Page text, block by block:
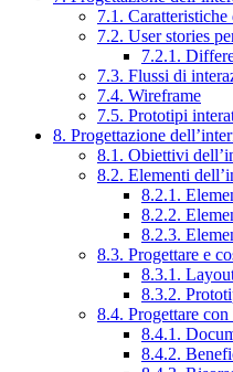
7.1. Caratteristiche
7.2. User stories
7.2.1.
7.3. Flussi di
7.4. Wireframe
7.5. Prototipi
8. Progettazione
8.1. Obiettivi
8.2. Elementi
8.2.1.
8.2.2.
8.2.3.
8.3. Progettare e
8.3.1.
8.3.2.
8.4. Progettare
8.4.1.
8.4.2.